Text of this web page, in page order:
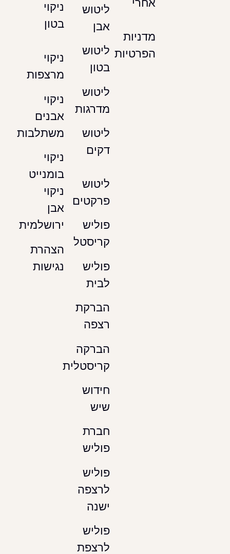
הפרטיות
ליטוש
ליטוש
מדרגות
פרקטים
קריסטל
קריסטלית
ניקוי
בטון
ניקוי
מרצפות
ניקוי
אבנים
משתלבות
ניקוי
ניקוי
אבן
ירושלמית
הצהרת
נגישות